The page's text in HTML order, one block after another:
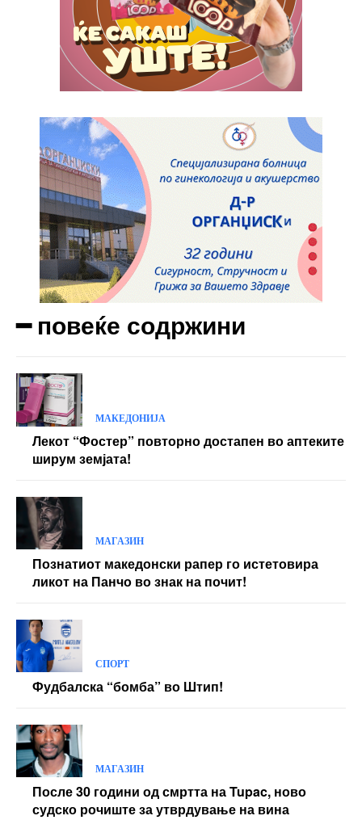
Full member access:
Etiam est nibh, lobortis sit
Praesent euismod ac
Nullam eu erat condimentum
Donec quis est ac felis
Orci varius natoque dolor
Yearly pricing
━ повеќе содржини
МАКЕДОНИЈА
Лекот “Фостер” повторно достапен во аптеките
ширум земјата!
МАГАЗИН
Познатиот македонски рапер го истетовира
ликот на Панчо во знак на почит!
СПОРТ
Фудбалска “бомба” во Штип!
МАГАЗИН
После 30 години од смртта на Tupac, ново
судско рочиште за утврдување на вина